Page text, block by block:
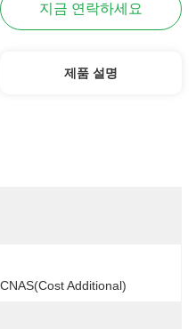
지금 연락하세요
제품 설명
Additional)